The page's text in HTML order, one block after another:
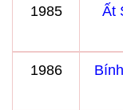
1985
Ất
1986